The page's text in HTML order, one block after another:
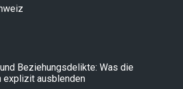
Beziehungsdelikte: Was die
explizit ausblenden